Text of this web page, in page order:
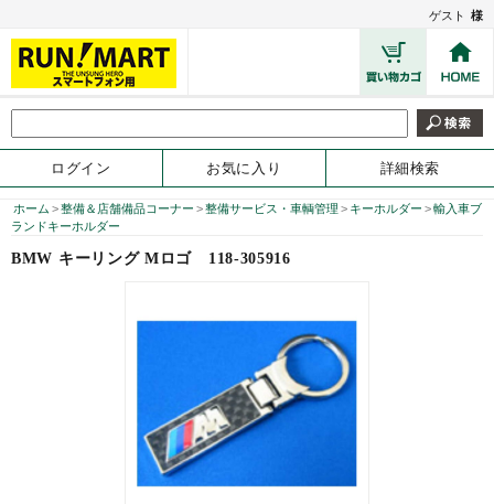
ゲスト 様
ログイン お気に入り 詳細検索
ホーム >整備＆店舗備品コーナー >整備サービス・車輌管理 > キーホルダー >輸入車ブ
ランドキーホルダー
BMW キーリング Mロゴ 118-305916